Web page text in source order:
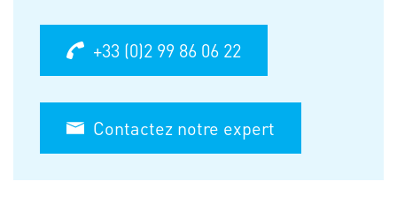
+33 (0)2 99 86 06 22
Contactez notre expert